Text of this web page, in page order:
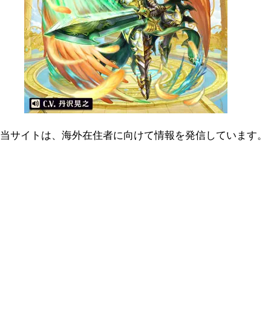
当サイトは、海外在住者に向けて情報を発信しています。